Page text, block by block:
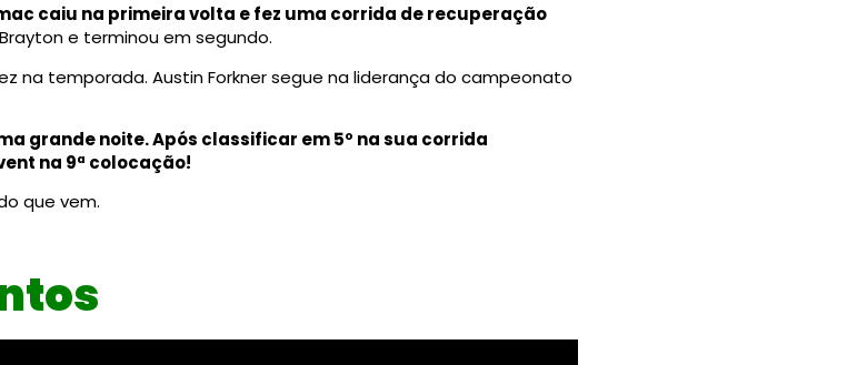
caiu na primeira volta e fez uma corrida de recuperação
e terminou em segundo.
na temporada. Austin Forkner segue na liderança do campeonato
grande noite. Após classificar em 5º na sua corrida
na 9ª colocação!
que vem.